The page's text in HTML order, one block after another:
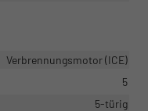
Verbrennungsmotor (ICE)
5
5-türig